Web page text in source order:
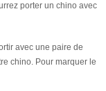
porter un chino avec
avec une paire de
chino. Pour marquer le